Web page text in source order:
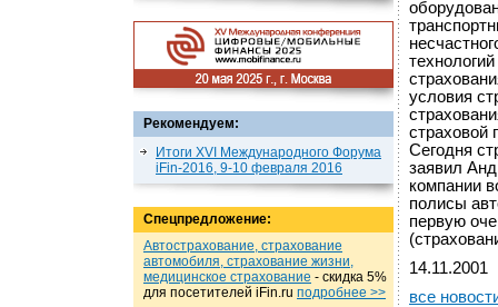
Рекомендуем:
Итоги XVI Международного Форума
iFin-2016, 9-10 февраля 2016
Спецпредложение:
Автострахование, страхование
автомобиля, страхование жизни,
медицинское страхование - cкидка 5%
для посетителей iFin.ru подробнеe >>
условия
страховой
Сегодня
заявил
компании
полисы
первую
14.11.2001
все